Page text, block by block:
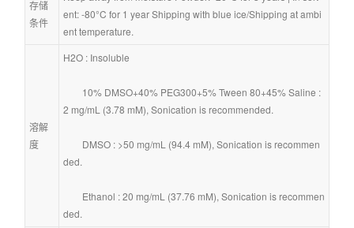
存储
条件
ent: -80°C for 1 year Shipping with blue ice/Shipping at ambi
ent temperature.
溶解
度
H2O : Insoluble
2 mg/mL (3.78 mM), Sonication is recommended.
ded.
ded.